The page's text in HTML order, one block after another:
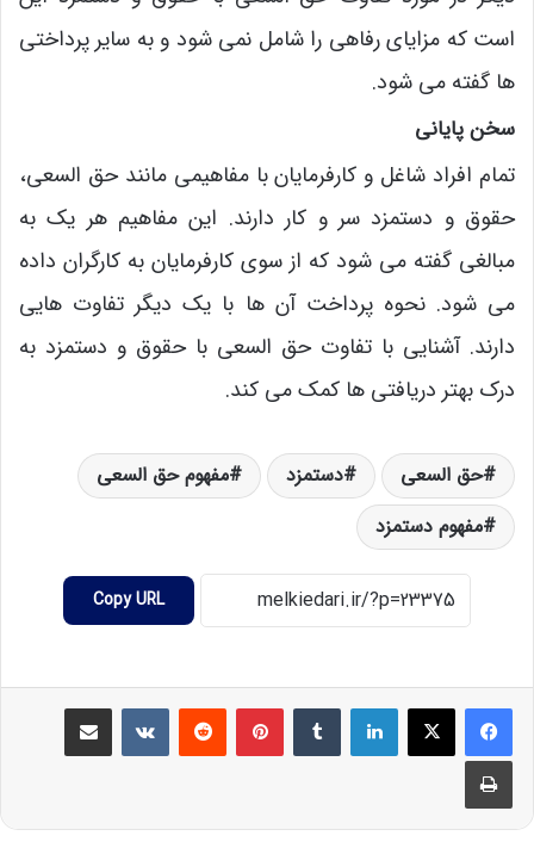
است که مزایای رفاهی را شامل نمی شود و به سایر پرداختی
ها گفته می شود.
سخن پایانی
تمام افراد شاغل ‌و کارفرمایان با مفاهیمی مانند حق السعی،
حقوق و دستمزد سر و کار دارند. این مفاهیم هر یک به
مبالغی گفته می شود که از سوی کارفرمایان به کارگران داده
می شود. نحوه پرداخت آن ها با یک دیگر تفاوت هایی
دارند. آشنایی با تفاوت حق السعی با حقوق و دستمزد به
درک بهتر دریافتی ها کمک می کند.
حق السعی دستمزد
مفهوم حق السعی
مفهوم دستمزد
Copy URL